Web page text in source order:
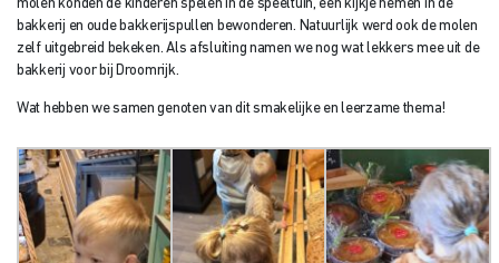
molen konden de kinderen spelen in de speeltuin, een kijkje nemen in de
bakkerij en oude bakkerijspullen bewonderen. Natuurlijk werd ook de molen
zelf uitgebreid bekeken. Als afsluiting namen we nog wat lekkers mee uit de
bakkerij voor bij Droomrijk.
Wat hebben we samen genoten van dit smakelijke en leerzame thema!